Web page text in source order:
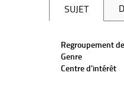
SUJET
Regroupement
Genre
Centre d'intérêt